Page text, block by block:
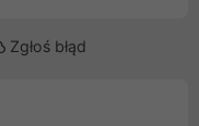
Zgłoś błąd